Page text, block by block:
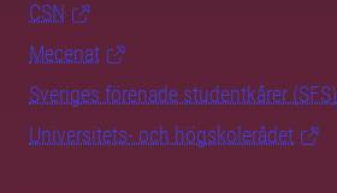
CSN
Mecenat
Sveriges förenade studentkårer (SFS)
Universitets- och högskolerådet